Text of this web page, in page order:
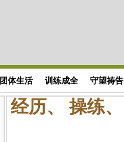
团体生活 训练成全 守望祷告
经历、 操练